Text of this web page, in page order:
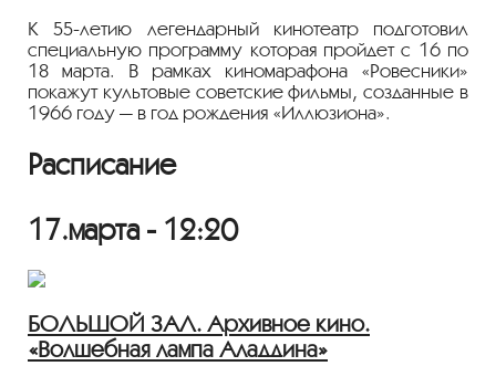
К 55-летию легендарный кинотеатр подготовил
специальную программу которая пройдет с 16 по
18 марта. В рамках киномарафона «Ровесники»
покажут культовые советские фильмы, созданные в
1966 году — в год рождения «Иллюзиона».
Расписание
17.марта - 12:20
БОЛЬШОЙ ЗАЛ. Архивное кино.
«Волшебная лампа Аладдина»